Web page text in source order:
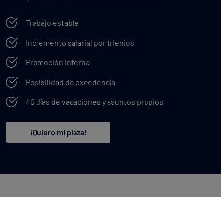
Trabajo estable
Incremento salarial por trienios
Promoción interna
Posibilidad de excedencia
40 días de vacaciones y asuntos propios
¡Quiero mi plaza!